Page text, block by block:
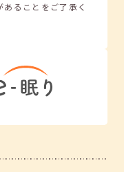
ることをご了承く